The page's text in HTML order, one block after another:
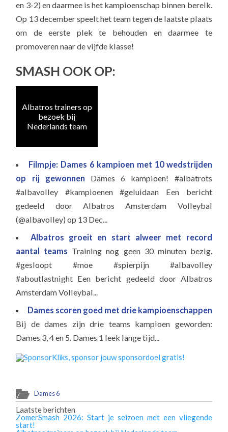
en 3-2) en daarmee is het kampioenschap binnen bereik.
Op 13 december speelt het team tegen de laatste plaats
om de eerste plek te behouden en daarmee te
promoveren naar de vijfde klasse!
SMASH OOK OP:
Albatros trainers op
bezoek bij
Nederlands team
Filmpje: Dames 6 kampioen met 10 wedstrijden
op rij gewonnen Dames 6 kampioen! #albatrots
#albavolley #kampioenen #geluidaan Een bericht
gedeeld door Albatros Amsterdam Volleybal
(@albavolley) op 13 Dec...
Albatros groeit en start alweer met record
aantal teams Training nog geen 30 minuten bezig.
#gesloopt #moe #spierpijn #albavolley
#aboutlastnight Een bericht gedeeld door Albatros
Amsterdam Volleybal...
Dames scoren goed met drie kampioenschappen
Bij de dames zijn drie teams kampioen geworden:
Dames 3, 4 en 5. Dames 1 leek lange tijd...
Dames 6
Laatste berichten
ZomerSmash 2026: Start je seizoen met een vliegende
start!